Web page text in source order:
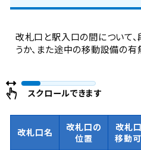
改札口と駅入口の間について
うか、また途中の移動設備の有
スクロールできます
改札口名
改札口の
位置
改札
移動